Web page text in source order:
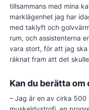
tillsammans med mina
marklägenhet jag har
med taklyft och
rum, och assistenterna
vara stort, för att jag
räknat fram att det
Kan du berätta
– Jag är en av cirka